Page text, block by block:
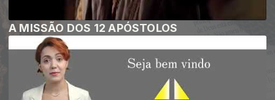
A MISSÃO DOS 12 APÓSTOLOS